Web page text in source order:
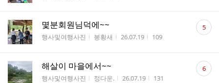
몇분회원님덕에~~
게시판명
행사및여행사진 작성자
봉황새 작성시간
26.07.19 조회수
109
댓
글 5
해살이 마을에서~~
게시판명
행사및여행사진 작성자
정다운. 작성시간
26.07.19 조회수
131
댓
글 6